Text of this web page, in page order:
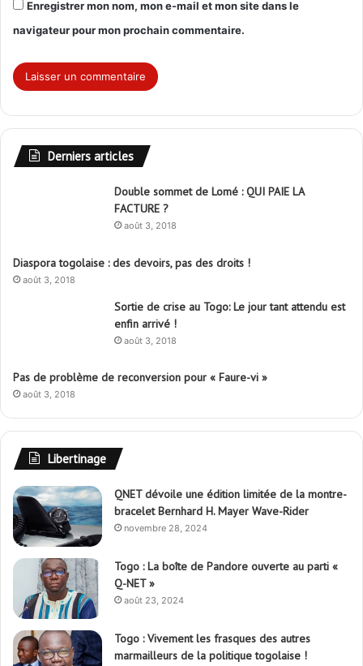
Enregistrer mon nom, mon e-mail et mon site dans le
navigateur pour mon prochain commentaire.
Derniers articles
Double sommet de Lomé : QUI PAIE LA
FACTURE ?
août 3, 2018
Diaspora togolaise : des devoirs, pas des droits !
août 3, 2018
Sortie de crise au Togo: Le jour tant attendu est
enfin arrivé !
août 3, 2018
Pas de problème de reconversion pour « Faure-vi »
août 3, 2018
Libertinage
QNET dévoile une édition limitée de la montre-
bracelet Bernhard H. Mayer Wave-Rider
novembre 28, 2024
Togo : La boîte de Pandore ouverte au parti «
Q-NET »
août 23, 2024
Togo : Vivement les frasques des autres
marmailleurs de la politique togolaise !